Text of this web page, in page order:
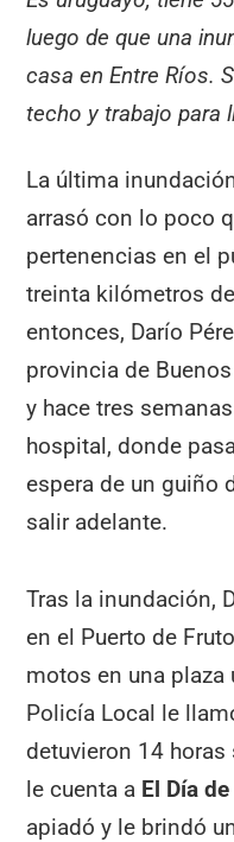
luego de que una
casa en Entre Ríos.
techo y trabajo para
La última
arrasó con lo poco
pertenencias en el
treinta kilómetros
entonces, Darío
provincia de
y hace tres
hospital, donde
espera de un guiño
salir adelante.
Tras la inundación,
en el Puerto de
motos en una plaza
Policía Local le
detuvieron 14
le cuenta a El Día
apiadó y le brindó